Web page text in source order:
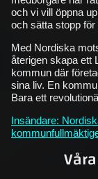
och vi vill öppna
och sätta stopp för
Med Nordiska
återigen skapa ett
kommun där
sina liv. En
Bara ett
Insändare: